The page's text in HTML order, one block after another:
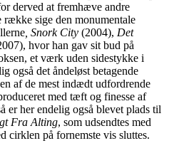
derved at fremhæve andre
sige den monumentale
, Snork City (2004), Det
hvor han gav sit bud på
et værk uden sidestykke i
også det åndeløst betagende
af de mest indædt udfordrende
med tæft og finesse af
her endelig også blevet plads til
Fra Alting, som udsendtes med
cirklen på fornemste vis sluttes.